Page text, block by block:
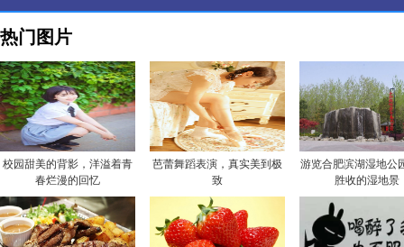
热门图片
校园甜美的背影，洋溢着青
春烂漫的回忆
芭蕾舞蹈表演，真实美到极
致
游览合肥滨湖湿地公
胜收的湿地景